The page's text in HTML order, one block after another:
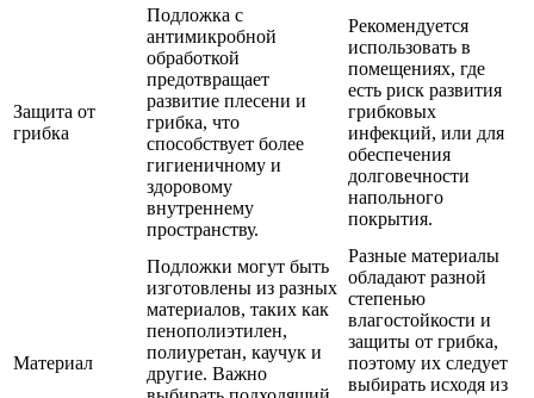
Защита от
грибка
Подложка с
антимикробной
обработкой
предотвращает
развитие плесени и
грибка, что
способствует более
гигиеничному и
здоровому
внутреннему
пространству.
Рекомендуется
использовать в
помещениях, где
есть риск развития
грибковых
инфекций, или для
обеспечения
долговечности
напольного
покрытия.
Материал
Подложки могут быть
изготовлены из разных
материалов, таких как
пенополиэтилен,
полиуретан, каучук и
другие. Важно
Разные материалы
обладают разной
степенью
влагостойкости и
защиты от грибка,
поэтому их следует
выбирать исходя из